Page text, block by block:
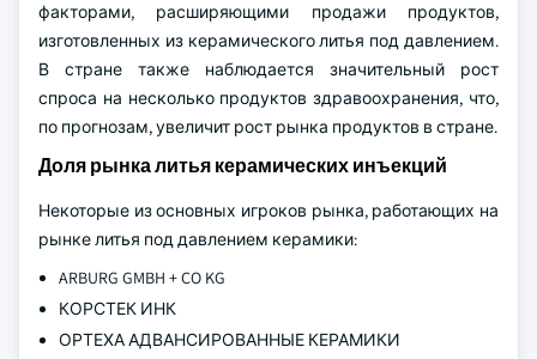
факторами, расширяющими продажи продуктов,
изготовленных из керамического литья под давлением.
В стране также наблюдается значительный рост
спроса на несколько продуктов здравоохранения, что,
по прогнозам, увеличит рост рынка продуктов в стране.
Доля рынка литья керамических инъекций
Некоторые из основных игроков рынка, работающих на
рынке литья под давлением керамики:
ARBURG GMBH + CO KG
КОРСТЕК ИНК
ОРТЕХА АДВАНСИРОВАННЫЕ КЕРАМИКИ